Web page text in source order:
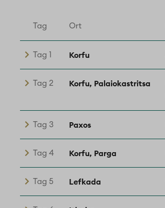
Tag Ort
Tag 1 Korfu
Tag 2 Korfu, Palaiokastritsa
Tag 3 Paxos
Tag 4 Korfu, Parga
Tag 5 Lefkada